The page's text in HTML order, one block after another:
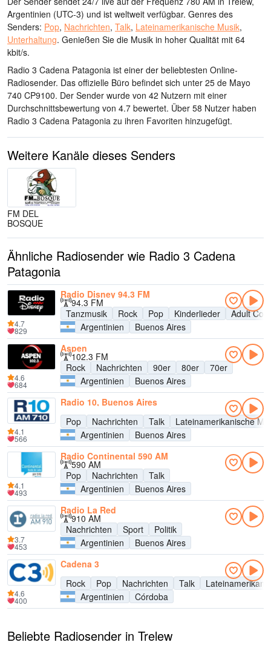
Argentinien (UTC-3) und ist weltweit verfügbar. Genres des
Senders: Pop, Nachrichten, Talk, Lateinamerikanische Musik,
Unterhaltung. Genießen Sie die Musik in hoher Qualität mit 64
kbit/s.
Radio 3 Cadena Patagonia ist einer der beliebtesten Online-
Radiosender. Das offizielle Büro befindet sich unter 25 de Mayo
740 CP9100. Der Sender wurde von 42 Nutzern mit einer
Durchschnittsbewertung von 4.7 bewertet. Über 58 Nutzer haben
Radio 3 Cadena Patagonia zu ihren Favoriten hinzugefügt.
Weitere Kanäle dieses Senders
FM DEL
BOSQUE
Ähnliche Radiosender wie Radio 3 Cadena
Patagonia
Radio Disney 94.3 FM
94.3 FM
Tanzmusik
Rock Pop Kinderlieder
Adult
Argentinien
Buenos Aires
4.7
829
Aspen
102.3 FM
Rock
Nachrichten 90er 80er
70er
Argentinien
Buenos Aires
4.6
684
Radio 10, Buenos Aires
Pop
Nachrichten Talk
Lateinamerikanische
Argentinien
Buenos Aires
4.1
566
Radio Continental 590 AM
590 AM
Pop
Nachrichten
Talk
Argentinien
Buenos Aires
4.1
493
Radio La Red
910 AM
Nachrichten
Sport
Politik
Argentinien
Buenos Aires
3.7
453
Cadena 3
Rock
Pop Nachrichten Talk
Argentinien
Córdoba
4.6
400
Beliebte Radiosender in Trelew